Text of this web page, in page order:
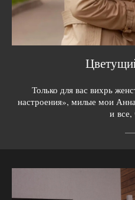
Только для вас вихрь
настроения», милые мои
и все,